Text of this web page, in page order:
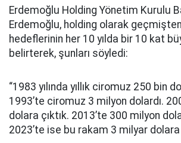
Erdemoğlu Holding Yönetim Kurulu
Erdemoğlu, holding olarak
hedeflerinin her 10 yılda bir 10 kat
belirterek, şunları söyledi:
“1983 yılında yıllık ciromuz 250 bin
1993’te ciromuz 3 milyon dolardı.
dolara çıktık. 2013’te 300 milyon
2023’te ise bu rakam 3 milyar dolara